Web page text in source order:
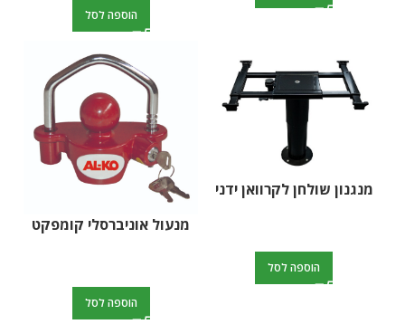
הוספה לסל
מנגנון שולחן לקרוואן ידני
הוספה לסל
מנעול אוניברסלי קומפקט
הוספה לסל